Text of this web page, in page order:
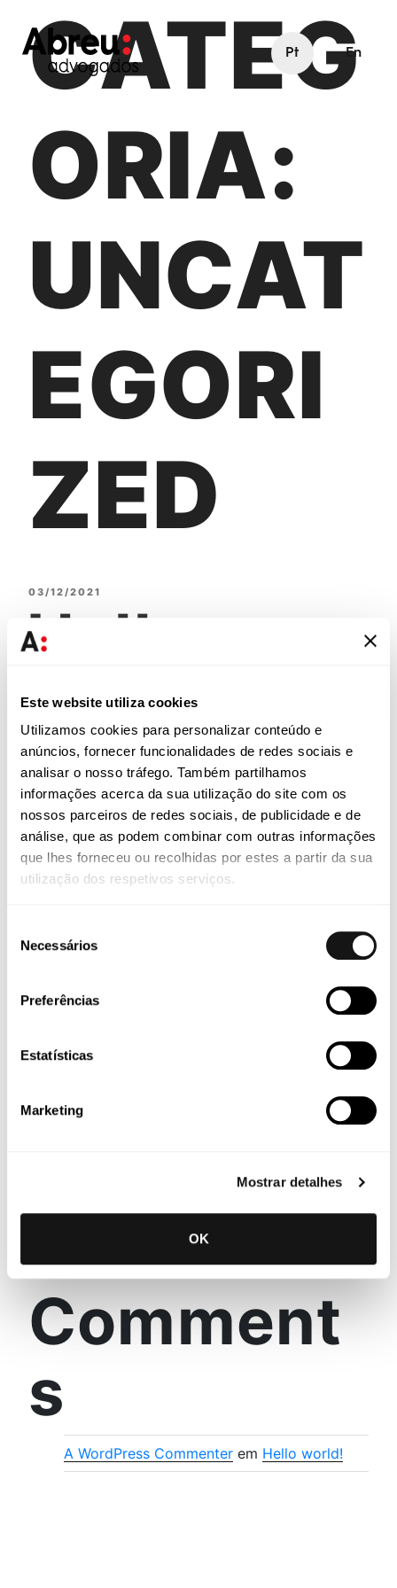
Este website utiliza cookies
Utilizamos cookies para personalizar conteúdo e
anúncios, fornecer funcionalidades de redes sociais e
analisar o nosso tráfego. Também partilhamos
informações acerca da sua utilização do site com os
nossos parceiros de redes sociais, de publicidade e de
análise, que as podem combinar com outras informações
que lhes forneceu ou recolhidas por estes a partir da sua
utilização dos respetivos serviços.
Necessários
Preferências
Estatísticas
Marketing
Mostrar detalhes
OK
Pt En
CATEG
ORIA:
UNCAT
EGORI
ZED
03/12/2021
Hello
world!
Welcome to WordPress. This is your first post.
Edit or delete it, then start writing!
Pesquisar
Recent
Posts
Recent
Comment
s
A WordPress Commenter em Hello world!